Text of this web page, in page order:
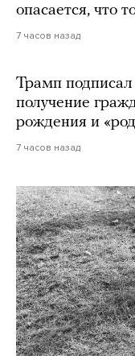
опасается, что
7 часов назад
Трамп
получение
рождения и
7 часов назад